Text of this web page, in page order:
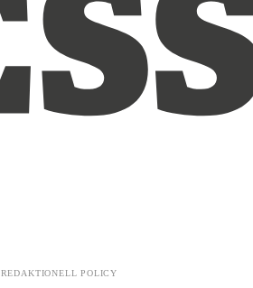
REDAKTIONELL POLICY